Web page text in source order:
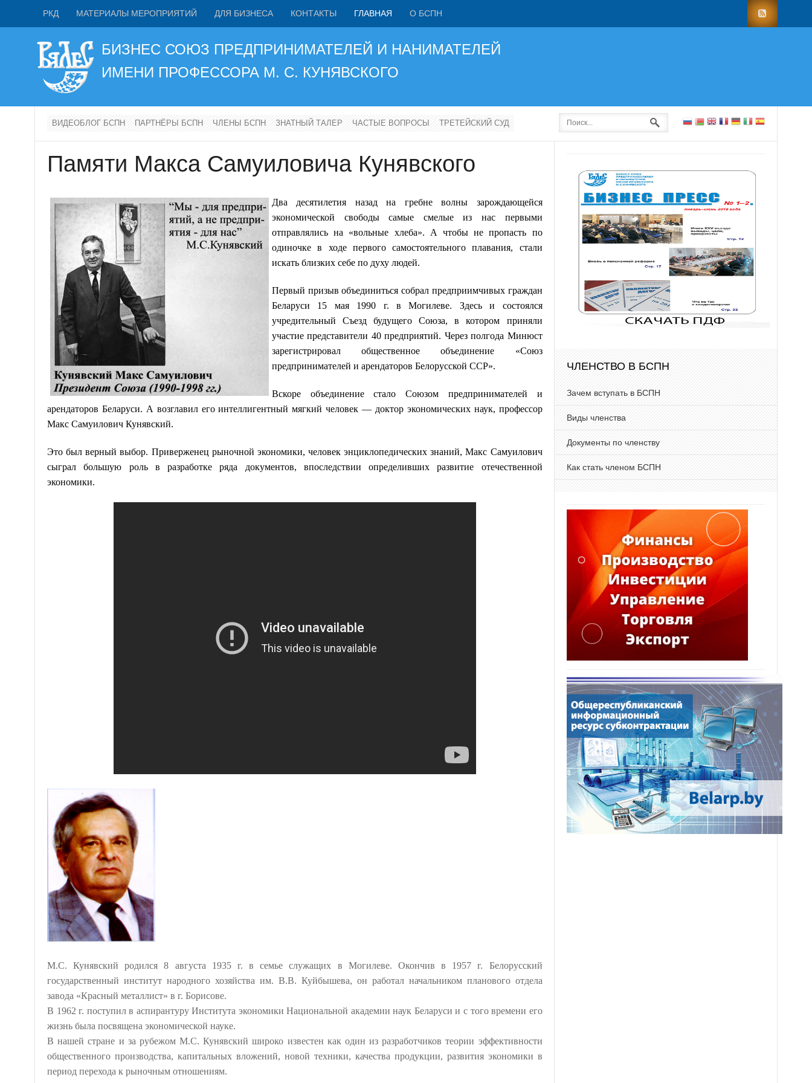
РКД МАТЕРИАЛЫ МЕРОПРИЯТИЙ ДЛЯ БИЗНЕСА КОНТАКТЫ ГЛАВНАЯ О БСПН
БИЗНЕС СОЮЗ ПРЕДПРИНИМАТЕЛЕЙ И НАНИМАТЕЛЕЙ
ИМЕНИ ПРОФЕССОРА М. С. КУНЯВСКОГО
ВИДЕОБЛОГ БСПН ПАРТНЁРЫ БСПН ЧЛЕНЫ БСПН ЗНАТНЫЙ ТАЛЕР ЧАСТЫЕ ВОПРОСЫ ТРЕТЕЙСКИЙ СУД
Памяти Макса Самуиловича Кунявского
Два десятилетия назад на гребне волны зарождающейся
экономической свободы самые смелые из нас первыми
отправлялись на «вольные хлеба». А чтобы не пропасть по
одиночке в ходе первого самостоятельного плавания, стали
искать близких себе по духу людей.
Первый призыв объединиться собрал предприимчивых граждан
Беларуси 15 мая 1990 г. в Могилеве. Здесь и состоялся
учредительный Съезд будущего Союза, в котором приняли
участие представители 40 предприятий. Через полгода Минюст
зарегистрировал общественное объединение «Союз
предпринимателей и арендаторов Белорусской ССР».
Вскоре объединение стало Союзом предпринимателей и
арендаторов Беларуси. А возглавил его интеллигентный мягкий человек — доктор экономических наук, профессор
Макс Самуилович Кунявский.
Это был верный выбор. Приверженец рыночной экономики, человек энциклопедических знаний, Макс Самуилович
сыграл большую роль в разработке ряда документов, впоследствии определивших развитие отечественной
экономики.
М.С. Кунявский родился 8 августа 1935 г. в семье служащих в Могилеве. Окончив в 1957 г. Белорусский
государственный институт народного хозяйства им. В.В. Куйбышева, он работал начальником планового отдела
завода «Красный металлист» в г. Борисове.
В 1962 г. поступил в аспирантуру Института экономики Национальной академии наук Беларуси и с того времени его
жизнь была посвящена экономической науке.
В нашей стране и за рубежом М.С. Кунявский широко известен как один из разработчиков теории эффективности
общественного производства, капитальных вложений, новой техники, качества продукции, развития экономики в
период перехода к рыночным отношениям.
ЧЛЕНСТВО В БСПН
Зачем вступать в БСПН
Виды членства
Документы по членству
Как стать членом БСПН